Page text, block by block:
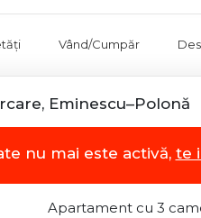
Vând/Cumpăr
Eminescu–Polonă
nu mai este activă, te
Apartament cu 3